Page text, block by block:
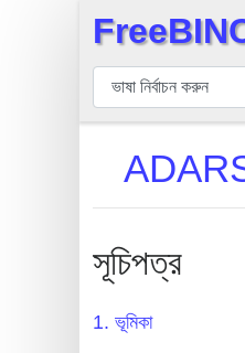
বিন
যাচাইকারী
অনুসন্ধান
বিন
সংখ্যা
বিন
এপিআই
সূচিপত্র
1. ভূমিকা